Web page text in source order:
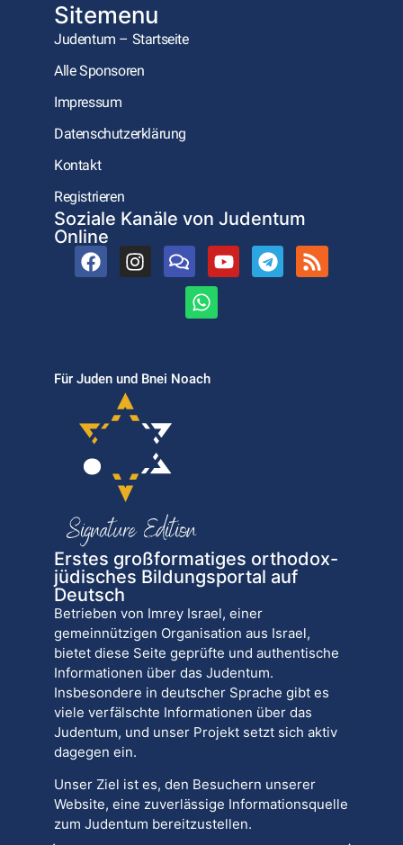
Sitemenu
Judentum – Startseite
Alle Sponsoren
Impressum
Datenschutzerklärung
Kontakt
Registrieren
Soziale Kanäle von Judentum
Online
Für Juden und Bnei Noach
Erstes großformatiges orthodox-
jüdisches Bildungsportal auf
Deutsch
Betrieben von Imrey Israel, einer
gemeinnützigen Organisation aus Israel,
bietet diese Seite geprüfte und authentische
Informationen über das Judentum.
Insbesondere in deutscher Sprache gibt es
viele verfälschte Informationen über das
Judentum, und unser Projekt setzt sich aktiv
dagegen ein.
Unser Ziel ist es, den Besuchern unserer
Website, eine zuverlässige Informationsquelle
zum Judentum bereitzustellen.